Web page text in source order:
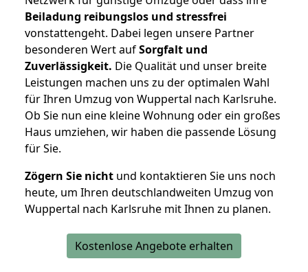
Beiladung reibungslos und stressfrei
vonstattengeht. Dabei legen unsere Partner
besonderen Wert aufSorgfalt und
Zuverlässigkeit. Die Qualität und unser breite
Leistungen machen uns zu der optimalen Wahl
für Ihren Umzug von Wuppertal nach Karlsruhe.
Ob Sie nun eine kleine Wohnung oder ein großes
Haus umziehen, wir haben die passende Lösung
für Sie.
Zögern Sie nicht und kontaktieren Sie uns noch
heute, um Ihren deutschlandweiten Umzug von
Wuppertal nach Karlsruhe mit Ihnen zu planen.
Kostenlose Angebote erhalten